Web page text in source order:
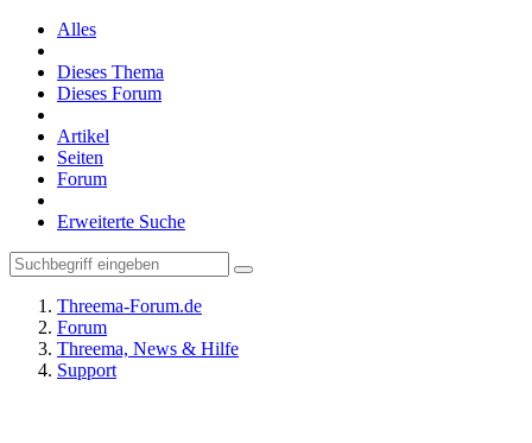
Alles
Dieses Thema
Dieses Forum
Artikel
Seiten
Forum
Erweiterte Suche
Threema-Forum.de
Forum
Threema, News & Hilfe
Support